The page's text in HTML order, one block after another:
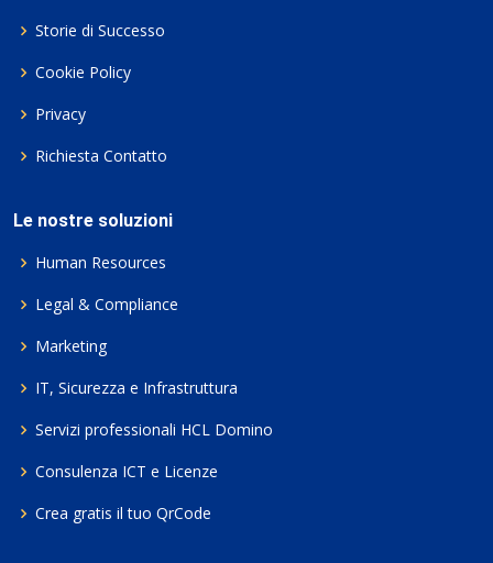
Storie di Successo
Cookie Policy
Privacy
Richiesta Contatto
Le nostre soluzioni
Human Resources
Legal & Compliance
Marketing
IT, Sicurezza e Infrastruttura
Servizi professionali HCL Domino
Consulenza ICT e Licenze
Crea gratis il tuo QrCode